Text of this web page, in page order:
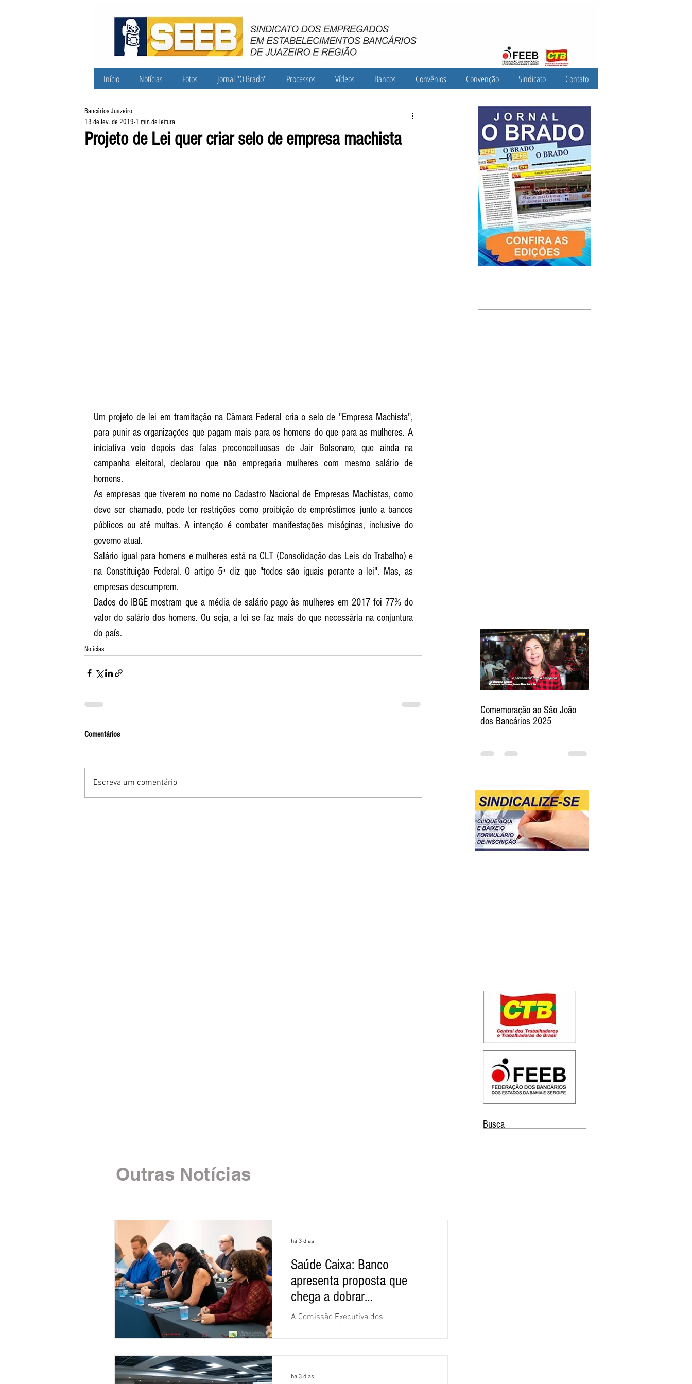
Início Notícias Fotos Jornal "O Brado" Processos Vídeos Bancos Convênios Convenção Sindicato Contato
Projeto de Lei quer criar selo de empresa machista
Bancários Juazeiro
13 de fev. de 2019 1 min de leitura
Um projeto de lei em tramitação na Câmara Federal cria o selo de "Empresa Machista",
para punir as organizações que pagam mais para os homens do que para as mulheres. A
iniciativa veio depois das falas preconceituosas de Jair Bolsonaro, que ainda na
campanha eleitoral, declarou que não empregaria mulheres com mesmo salário de
homens.
As empresas que tiverem no nome no Cadastro Nacional de Empresas Machistas, como
deve ser chamado, pode ter restrições como proibição de empréstimos junto a bancos
públicos ou até multas. A intenção é combater manifestações misóginas, inclusive do
governo atual.
Salário igual para homens e mulheres está na CLT (Consolidação das Leis do Trabalho) e
na Constituição Federal. O artigo 5º diz que "todos são iguais perante a lei". Mas, as
empresas descumprem.
Dados do IBGE mostram que a média de salário pago às mulheres em 2017 foi 77% do
valor do salário dos homens. Ou seja, a lei se faz mais do que necessária na conjuntura
do país.
Notícias
Comentários
Escreva um comentário
Comemoração ao São João
dos Bancários 2025
Busca
Outras Notícias
Saúde Caixa: Banco
apresenta proposta que
chega a dobrar
mensalidade
A Comissão Executiva dos
recusou a proposta apresentada pelo
banco para o custeio do Saúde Caixa,
rodada de negociações específicas da
há 3 dias
há 3 dias